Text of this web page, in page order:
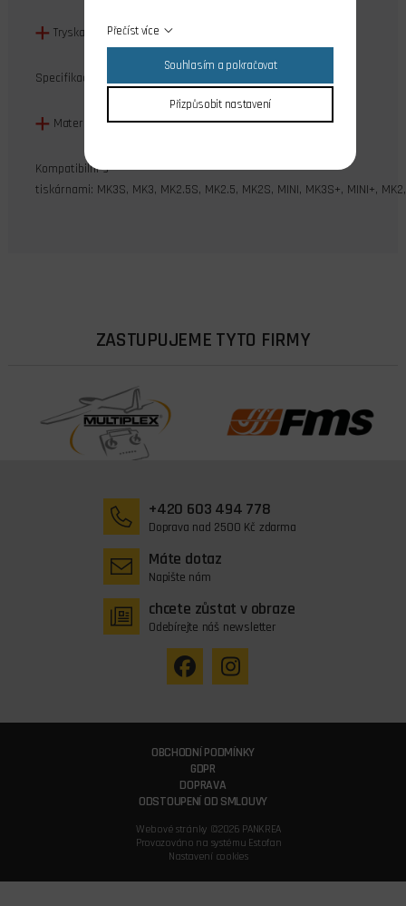
Tryska V6 (1 ks)
Specifikace:
Materiál: Mosaz
Kompatibilní s
tiskárnami: MK3S, MK3, MK2.5S, MK2.5, MK2S, MINI, MK3S+, MINI+,
ZASTUPUJEME TYTO FIRMY
+420 603 494 778
Doprava nad 2500 Kč zdarma
Máte dotaz
Napište nám
chcete zůstat v obraze
Odebírejte náš newsletter
OBCHODNÍ PODMÍNKY
GDPR
DOPRAVA
ODSTOUPENÍ OD SMLOUVY
Webové stránky ©2026 PANKREA
Provozováno na systému Estofan
Nastavení cookies
Přečíst více
Souhlasím a pokračovat
Přizpůsobit nastavení